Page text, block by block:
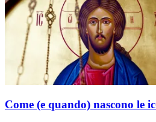
Come (e quando) nascono le